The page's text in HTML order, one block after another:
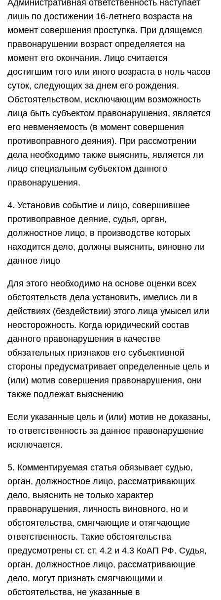
Административная ответственность наступает
лишь по достижении 16-летнего возраста на
момент совершения проступка. При длящемся
правонарушении возраст определяется на
момент его окончания. Лицо считается
достигшим того или иного возраста в ноль часов
суток, следующих за днем его рождения.
Обстоятельством, исключающим возможность
лица быть субъектом правонарушения, является
его невменяемость (в момент совершения
противоправного деяния). При рассмотрении
дела необходимо также выяснить, является ли
лицо специальным субъектом данного
правонарушения.
4. Установив событие и лицо, совершившее
противоправное деяние, судья, орган,
должностное лицо, в производстве которых
находится дело, должны выяснить, виновно ли
данное лицо
Для этого необходимо на основе оценки всех
обстоятельств дела установить, имелись ли в
действиях (бездействии) этого лица умысел или
неосторожность. Когда юридический состав
данного правонарушения в качестве
обязательных признаков его субъективной
стороны предусматривает определенные цель и
(или) мотив совершения правонарушения, они
также подлежат выяснению
Если указанные цель и (или) мотив не доказаны,
то ответственность за данное правонарушение
исключается.
5. Комментируемая статья обязывает судью,
орган, должностное лицо, рассматривающих
дело, выяснить не только характер
правонарушения, личность виновного, но и
обстоятельства, смягчающие и отягчающие
ответственность. Такие обстоятельства
предусмотрены ст. ст. 4.2 и 4.3 КоАП РФ. Судья,
орган, должностное лицо, рассматривающие
дело, могут признать смягчающими и
обстоятельства, не указанные в